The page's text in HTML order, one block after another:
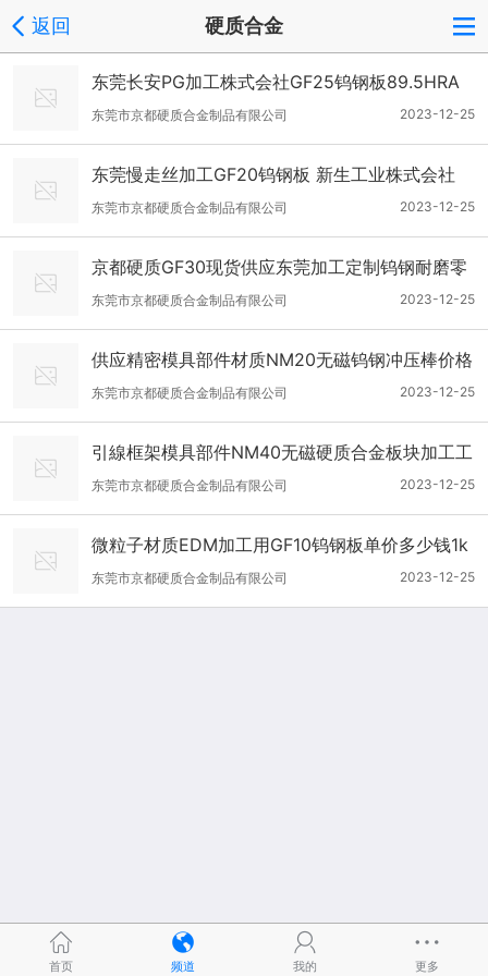
返回 硬质合金
东莞长安PG加工株式会社GF25钨钢板89.5HRA
2023-12-25
东莞市京都硬质合金制品有限公司
东莞慢走丝加工GF20钨钢板 新生工业株式会社
2023-12-25
东莞市京都硬质合金制品有限公司
京都硬质GF30现货供应东莞加工定制钨钢耐磨零
件
2023-12-25
东莞市京都硬质合金制品有限公司
供应精密模具部件材质NM20无磁钨钢冲压棒价格
2023-12-25
东莞市京都硬质合金制品有限公司
引線框架模具部件NM40无磁硬质合金板块加工工
艺
2023-12-25
东莞市京都硬质合金制品有限公司
微粒子材质EDM加工用GF10钨钢板单价多少钱1k
g
2023-12-25
东莞市京都硬质合金制品有限公司
首页 频道 我的 更多